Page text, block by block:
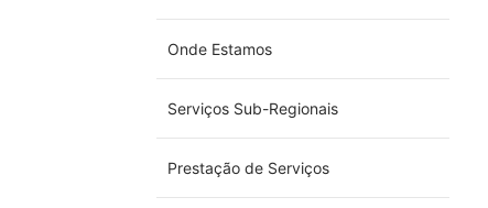
Onde Estamos
Serviços Sub-Regionais
Prestação de Serviços